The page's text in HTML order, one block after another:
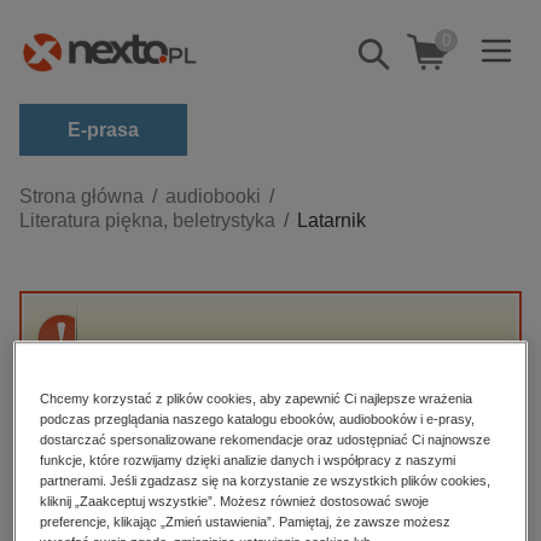
Pokaż/schowaj
wyszukiwarkę
0
E-prasa
Kategorie
Zobacz wszystkie E-prasa
budownictwo, aranżacja wnętrz
dzienniki
edukacja
hobby, sport, rozrywka
komputery, internet, technologie, informatyka
Strona główna
audiobooki
Literatura piękna, beletrystyka
Latarnik
Przepraszamy, ale produkt „Latarnik” nie jest
High-contrast mode
Polecane
Chcemy korzystać z plików cookies, aby zapewnić Ci najlepsze wrażenia
podczas przeglądania naszego katalogu ebooków, audiobooków i e-prasy,
dostarczać spersonalizowane rekomendacje oraz udostępniać Ci najnowsze
funkcje, które rozwijamy dzięki analizie danych i współpracy z naszymi
partnerami. Jeśli zgadzasz się na korzystanie ze wszystkich plików cookies,
kliknij „Zaakceptuj wszystkie”. Możesz również dostosować swoje
preferencje, klikając „Zmień ustawienia”. Pamiętaj, że zawsze możesz